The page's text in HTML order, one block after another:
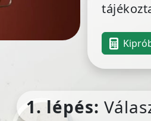
1. lépés: